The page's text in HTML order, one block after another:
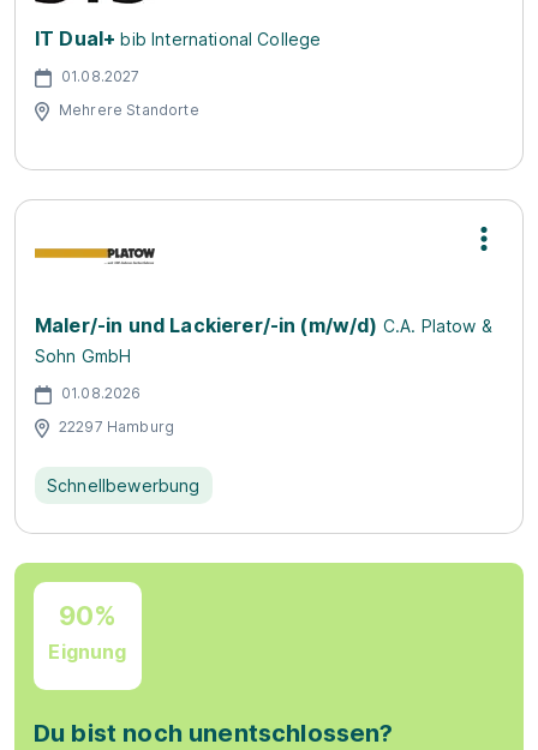
IT Dual+ bib International College
01.08.2027
Mehrere Standorte
Maler/-in und Lackierer/-in (m/w/d) C.A. Platow &
Sohn GmbH
01.08.2026
22297 Hamburg
Schnellbewerbung
90%
Eignung
Du bist noch unentschlossen?